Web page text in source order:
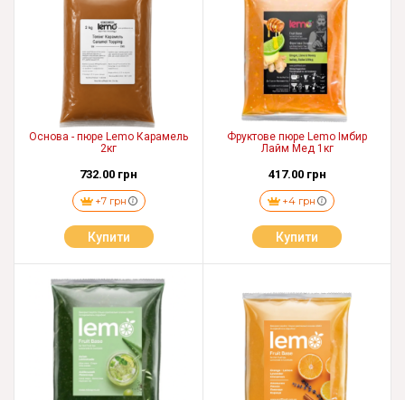
Основа - пюре Lemo Карамель
2кг
732.00 грн
+7 грн
Купити
Фруктове пюре Lemo Імбир
Лайм Мед 1кг
417.00 грн
+4 грн
Купити